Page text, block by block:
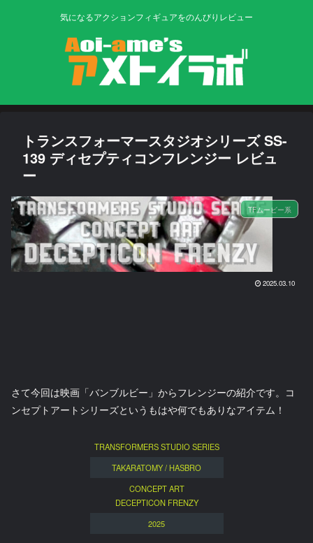
気になるアクションフィギュアをのんびりレビュー
トランスフォーマースタジオシリーズ SS-
139 ディセプティコンフレンジー レビュ
ー
TFムービー系
2025.03.10
さて今回は映画「バンブルビー」からフレンジーの紹介です。コ
ンセプトアートシリーズというもはや何でもありなアイテム！
TRANSFORMERS STUDIO SERIES
TAKARATOMY / HASBRO
CONCEPT ART
DECEPTICON FRENZY
2025